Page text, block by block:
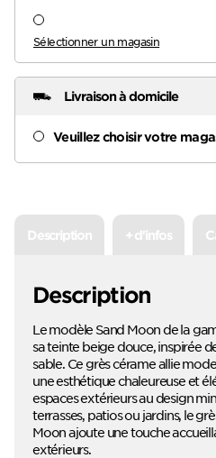
Sélectionner un magasin
Livraison à domicile
Veuillez choisir votre
Description + d'infos
Description
Le modèle Sand Moon de la
sa teinte beige douce, inspirée
sable. Ce grès cérame allie
une esthétique chaleureuse et
espaces extérieurs au design
terrasses, patios ou jardins, le
Moon ajoute une touche
extérieurs.